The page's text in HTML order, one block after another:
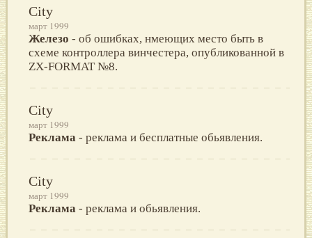
City
март 1999
Железо - об ошибках, нмеющих место быть в
схеме контpоллеpа винчестеpа, опубликованной в
ZX-FORMAT №8.
City
март 1999
Реклама - реклама и бесплатные обьявления.
City
март 1999
Реклама - реклама и обьявления.